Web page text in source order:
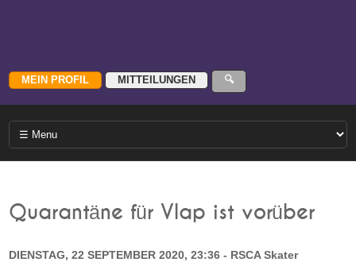
Quarantäne für Vlap ist vorüber
DIENSTAG, 22 SEPTEMBER 2020, 23:36 - RSCA Skater